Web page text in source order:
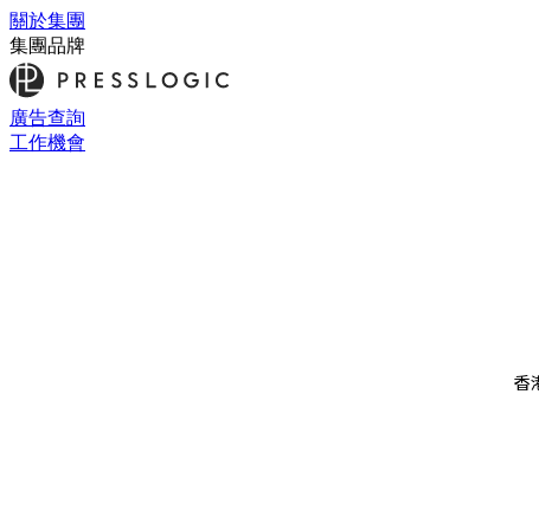
關於集團
集團品牌
廣告查詢
工作機會
香